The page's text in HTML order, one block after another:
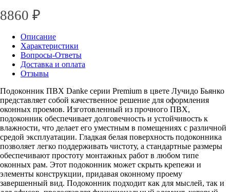
8860 ₽
Описание
Характеристики
Вопросы-Ответы
Доставка и оплата
Отзывы
Подоконник ПВХ Danke серии Premium в цвете Лучидо Бьянко
представляет собой качественное решение для оформления
оконных проемов. Изготовленный из прочного ПВХ,
подоконник обеспечивает долговечность и устойчивость к
влажности, что делает его уместным в помещениях с различной
средой эксплуатации. Гладкая белая поверхность подоконника
позволяет легко поддерживать чистоту, а стандартные размеры
обеспечивают простоту монтажных работ в любом типе
оконных рам. Этот подоконник может скрыть крепежи и
элементы конструкции, придавая оконному проему
завершенный вид. Подоконник подходит как для мыслей, так и